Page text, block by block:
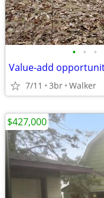
• • •
7/11 3br Walker
$427,000